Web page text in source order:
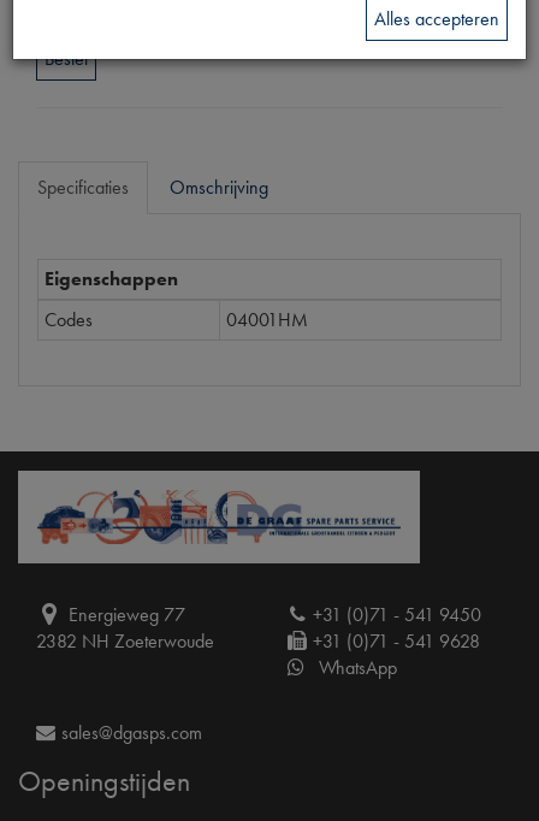
Bestel
Specificaties Omschrijving
Eigenschappen
Codes
04001HM
Energieweg 77
2382 NH Zoeterwoude
+31 (0)71 - 541 9450
+31 (0)71 - 541 9628
WhatsApp
sales@dgasps.com
Openingstijden
Alles accepteren